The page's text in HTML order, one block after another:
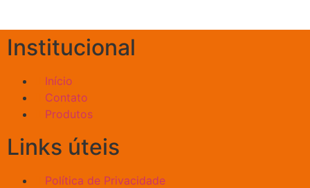
Institucional
Início
Contato
Produtos
Links úteis
Política de Privacidade